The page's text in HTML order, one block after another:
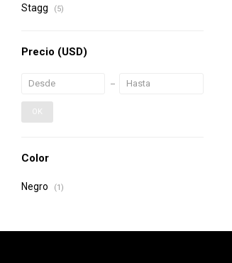
Stagg (5)
Precio (USD)
OK
Color
Negro (1)